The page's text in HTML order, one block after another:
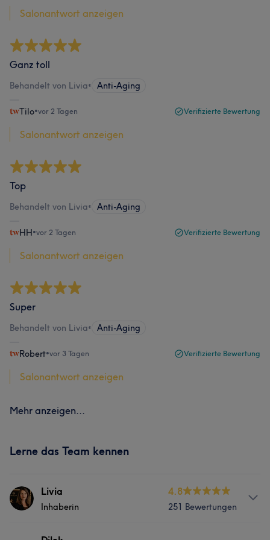
Salonantwort anzeigen
Ganz toll
Behandelt von Livia• Anti-Aging
Tilo•vor 2 Tagen Verifizierte Bewertung
Salonantwort anzeigen
Top
Behandelt von Livia• Anti-Aging
HH•vor 2 Tagen Verifizierte Bewertung
Salonantwort anzeigen
Super
Behandelt von Livia• Anti-Aging
Robert•vor 3 Tagen Verifizierte Bewertung
Salonantwort anzeigen
Mehr anzeigen...
Lerne das Team kennen
Livia
Inhaberin
4.8
251 Bewertungen